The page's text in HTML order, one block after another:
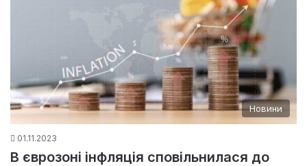
Новини
01.11.2023
В єврозоні інфляція сповільнилася до